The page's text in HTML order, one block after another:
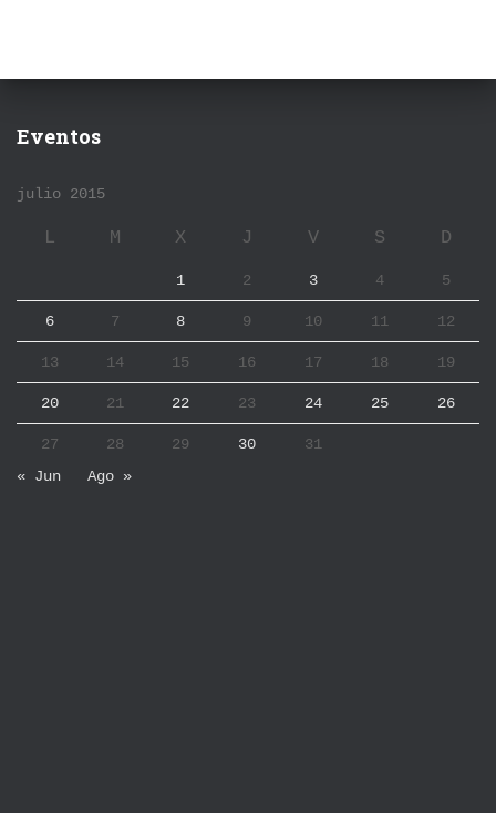
Eventos
julio 2015
L M X J V S D
1 2 3 4 5
6 7 8 9 10 11 12
13 14 15 16 17 18 19
20 21 22 23 24 25 26
27 28 29 30
31
« Jun
Ago »